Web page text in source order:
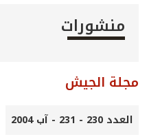
منشورات
مجلة الجيش
العدد 230 - 231 - آب 2004